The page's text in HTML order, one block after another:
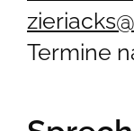
Termine